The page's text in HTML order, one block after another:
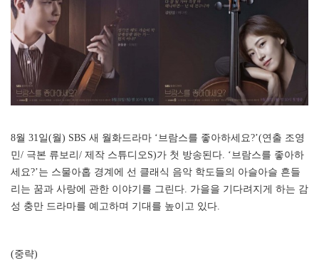
8월 31일(월) SBS 새 월화드라마 ‘브람스를 좋아하세요?’(연출 조영
민/ 극본 류보리/ 제작 스튜디오S)가 첫 방송된다. ‘브람스를 좋아하
세요?’는 스물아홉 경계에 선 클래식 음악 학도들의 아슬아슬 흔들
리는 꿈과 사랑에 관한 이야기를 그린다. 가을을 기다려지게 하는 감
성 충만 드라마를 예고하며 기대를 높이고 있다.
(중략)